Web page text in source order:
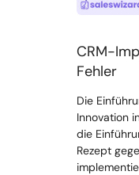
CRM-
Fehler
Die
Innovation
die
Rezept